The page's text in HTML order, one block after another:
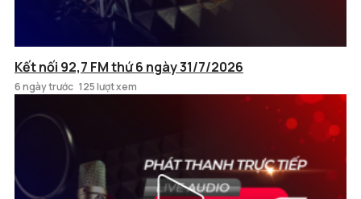
Kết nối 92,7 FM thứ 6 ngày 31/7/2026
6 ngày trước 125 lượt xem